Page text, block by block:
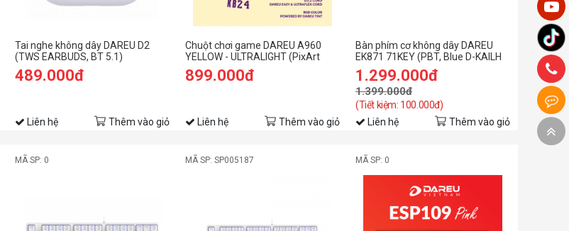
Tai nghe không dây DAREU D2
(TWS EARBUDS, BT 5.1)
489.000đ
Liên hệ Thêm vào giỏ
Chuột chơi game DAREU A960
YELLOW - ULTRALIGHT (PixArt
PMW3389)
899.000đ
Liên hệ Thêm vào giỏ
Bàn phím cơ không dây DAREU
EK871 71KEY (PBT, Blue D-KAILH
switch)
1.299.000đ
1.399.000đ
(Tiết kiệm: 100.000đ)
Liên hệ Thêm vào giỏ
MÃ SP: 0 MÃ SP: SP005187 MÃ SP: 0